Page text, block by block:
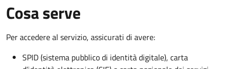
Cosa serve
Per accedere al servizio, assicurati di avere:
SPID (sistema pubblico di identità digitale), carta